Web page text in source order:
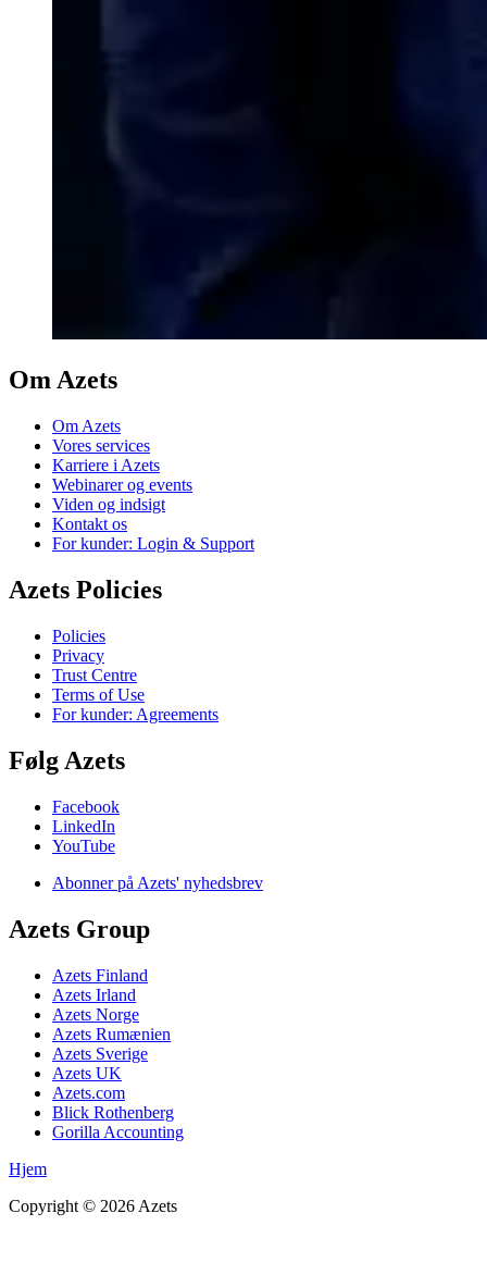
Om Azets
Om Azets
Vores services
Karriere i Azets
Webinarer og events
Viden og indsigt
Kontakt os
For kunder: Login & Support
Azets Policies
Policies
Privacy
Trust Centre
Terms of Use
For kunder: Agreements
Følg Azets
Facebook
LinkedIn
YouTube
Abonner på Azets' nyhedsbrev
Azets Group
Azets Finland
Azets Irland
Azets Norge
Azets Rumænien
Azets Sverige
Azets UK
Azets.com
Blick Rothenberg
Gorilla Accounting
Hjem
Copyright © 2026 Azets